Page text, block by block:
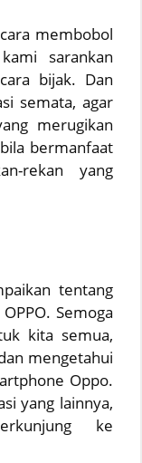
membobol
sarankan
bijak. Dan
semata, agar
merugikan
bermanfaat
rekan yang
tentang
Semoga
kita semua,
mengetahui
Oppo.
yang lainnya,
ke